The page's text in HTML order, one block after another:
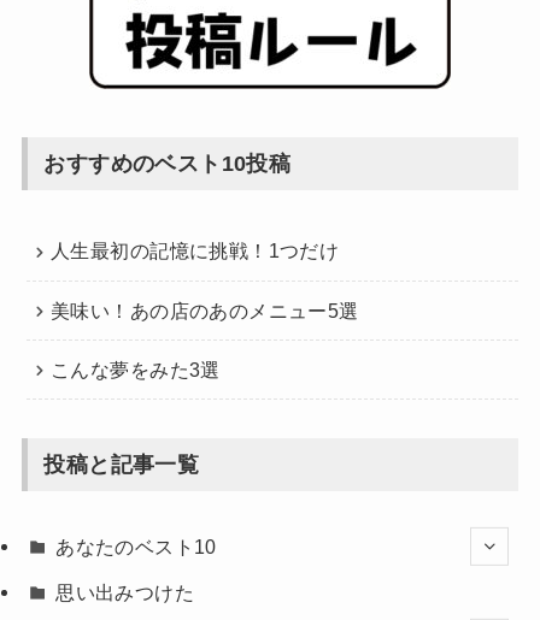
おすすめのベスト10投稿
人生最初の記憶に挑戦！1つだけ
美味い！あの店のあのメニュー5選
こんな夢をみた3選
投稿と記事一覧
あなたのベスト10
思い出みつけた